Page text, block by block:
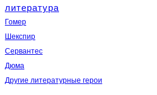
литература
Гомер
Шекспир
Сервантес
Дюма
Другие литературные герои